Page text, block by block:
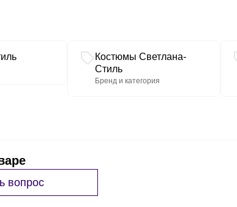
Костюмы Светлана-
Стиль
Бренд и категория
вопрос